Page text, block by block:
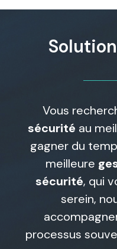
Vous
sécurité au
gagner du
meilleure
sécurité, qui
serein,
processus